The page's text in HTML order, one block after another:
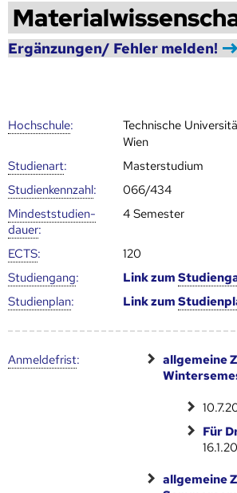
Ergänzungen/ Fehler melden!
Hoch­schule: Technische
Wien
Studienart:
Masterstudium
Studien­kenn­zahl:
066/434
Mindest­studien­
dauer:
4 Semester
ECTS:
120
Studien­gang: Link zum
Studien­plan: Link zum
Anmelde­frist:
allgemeine
Für
allgemeine